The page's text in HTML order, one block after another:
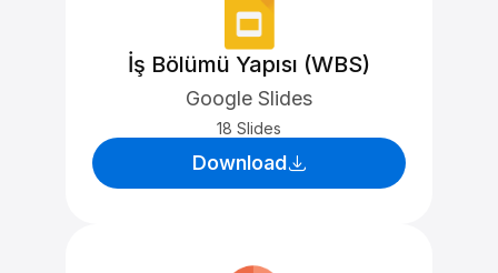
İş Bölümü Yapısı (WBS)
Google Slides
18 Slides
Download